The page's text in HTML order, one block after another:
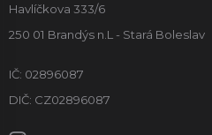
Havlíčkova 333/6
250 01 Brandýs n.L - Stará Boleslav
IČ: 02896087
DIČ: CZ02896087